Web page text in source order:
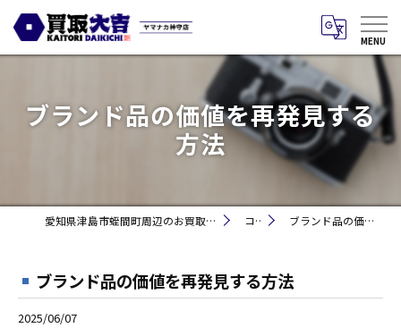
ブランド品の価値を再発見する
方法
愛知県津島市蛭間町周辺のお買取りなら買取大吉 ヤマナカ神守店 コラム ブランド品の価値を再発見する方法
ブランド品の価値を再発見する方法
2025/06/07